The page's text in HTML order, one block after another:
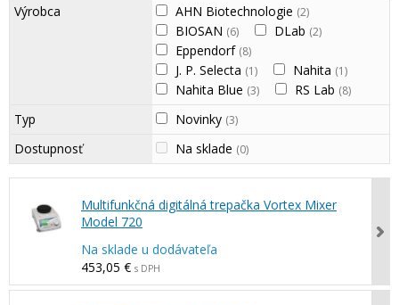
Výrobca AHN Biotechnologie (2)
BIOSAN (6) DLab (2)
Eppendorf (8)
J. P. Selecta (1) Nahita (1)
Nahita Blue (3) RS Lab (8)
Typ Novinky (3)
Dostupnosť Na sklade (0)
Multifunkčná digitálná trepačka Vortex Mixer
Model 720
Na sklade u dodávateľa
453,05 € s DPH